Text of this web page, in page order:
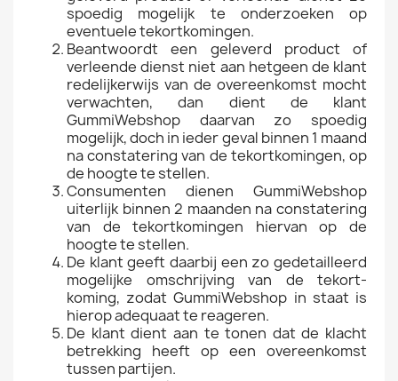
spoedig mogelijk te onderzoeken op
eventuele tekortkomingen.
Beantwoordt een geleverd product of
verleende dienst niet aan hetgeen de klant
redelijkerwijs van de overeenkomst mocht
verwachten, dan dient de klant
GummiWebshop daarvan zo spoedig
mogelijk, doch in ieder geval binnen 1 maand
na constatering van de tekortkomingen, op
de hoogte te stellen.
Consumenten dienen GummiWebshop
uiterlijk binnen 2 maanden na constatering
van de tekortkomingen hiervan op de
hoogte te stellen.
De klant geeft daarbij een zo gedetailleerd
mogelijke omschrijving van de tekort-
koming, zodat GummiWebshop in staat is
hierop adequaat te reageren.
De klant dient aan te tonen dat de klacht
betrekking heeft op een overeenkomst
tussen partijen.